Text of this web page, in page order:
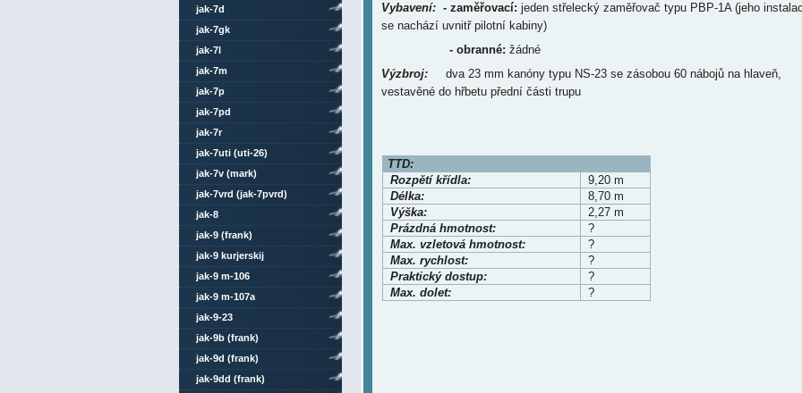
Vybavení: - zaměřovací: jeden střelecký zaměřovač typu PBP-1A (jeho
se nachází uvnitř pilotní kabiny)
- obranné: žádné
Výzbroj:dva 23 mm kanóny typu NS-23 se zásobou 60 nábojů na hlaveň,
vestavěné do hřbetu přední části trupu
TTD:
Rozpětí křídla:
9,20 m
Délka:
8,70 m
Výška:
2,27 m
Prázdná hmotnost:
?
Max. vzletová hmotnost:
?
Max. rychlost:
?
Praktický dostup:
?
Max. dolet:
?
jak-7d
jak-7gk
jak-7l
jak-7m
jak-7p
jak-7pd
jak-7r
jak-7uti (uti-26)
jak-7v (mark)
jak-7vrd (jak-7pvrd)
jak-8
jak-9 (frank)
jak-9 kurjerskij
jak-9 m-106
jak-9 m-107a
jak-9-23
jak-9b (frank)
jak-9d (frank)
jak-9dd (frank)